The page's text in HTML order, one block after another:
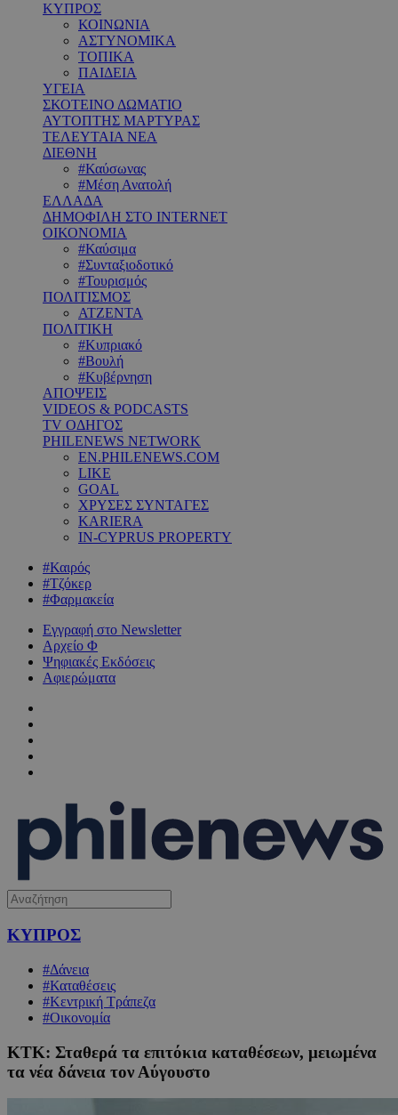
ΚΥΠΡΟΣ
ΚΟΙΝΩΝΙΑ
ΑΣΤΥΝΟΜΙΚΑ
ΤΟΠΙΚΑ
ΠΑΙΔΕΙΑ
ΥΓΕΙΑ
ΣΚΟΤΕΙΝΟ ΔΩΜΑΤΙΟ
ΑΥΤΟΠΤΗΣ ΜΑΡΤΥΡΑΣ
ΤΕΛΕΥΤΑΙΑ ΝΕΑ
ΔΙΕΘΝΗ
#Καύσωνας
#Μέση Ανατολή
ΕΛΛΑΔΑ
ΔΗΜΟΦΙΛΗ ΣΤΟ INTERNET
ΟΙΚΟΝΟΜΙΑ
#Καύσιμα
#Συνταξιοδοτικό
#Τουρισμός
ΠΟΛΙΤΙΣΜΟΣ
ΑΤΖΕΝΤΑ
ΠΟΛΙΤΙΚΗ
#Κυπριακό
#Βουλή
#Κυβέρνηση
ΑΠΟΨΕΙΣ
VIDEOS & PODCASTS
TV ΟΔΗΓΟΣ
PHILENEWS NETWORK
EN.PHILENEWS.COM
LIKE
GOAL
ΧΡΥΣΕΣ ΣΥΝΤΑΓΕΣ
KARIERA
IN-CYPRUS PROPERTY
#Καιρός
#Τζόκερ
#Φαρμακεία
Εγγραφή στο Newsletter
Αρχείο Φ
Ψηφιακές Εκδόσεις
Αφιερώματα
ΚΥΠΡΟΣ
#Δάνεια
#Καταθέσεις
#Κεντρική Τράπεζα
#Οικονομία
ΚΤΚ: Σταθερά τα επιτόκια καταθέσεων, μειωμένα
τα νέα δάνεια τον Αύγουστο